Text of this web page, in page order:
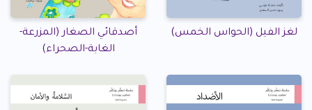
لغز الفيل (الحواس الخمس)
أصدقائي الصغار (المزرعة-
الغابة-الصحراء)